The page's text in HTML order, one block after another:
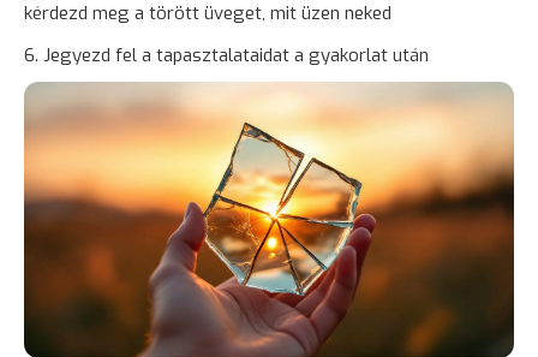
kérdezd meg a törött üveget, mit üzen neked
Jegyezd fel a tapasztalataidat a gyakorlat után